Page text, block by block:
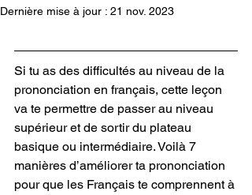
Dernière mise à jour : 21 nov. 2023
Si tu as des difficultés au niveau de la
prononciation en français, cette leçon
va te permettre de passer au niveau
supérieur et de sortir du plateau
basique ou intermédiaire. Voilà 7
manières d’améliorer ta prononciation
pour que les Français te comprennent à